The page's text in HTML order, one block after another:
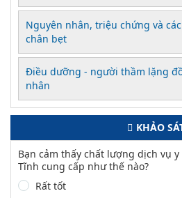
Nguyên nhân, triệu chứng và
chân bẹt
Điều dưỡng - người thầm lặng
nhân
KHẢO
Bạn cảm thấy chất lượng dịch vụ
Tĩnh cung cấp như thế nào?
Rất tốt